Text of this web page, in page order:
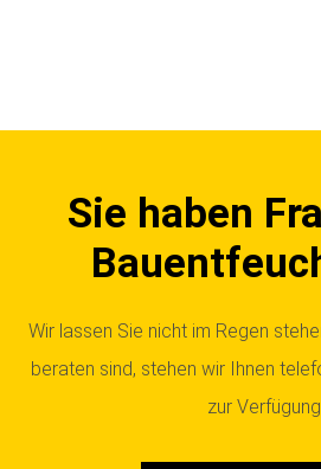
Sie haben
Wir lassen Sie nicht im Regen
beraten sind, stehen wir Ihnen
zur Verfügung.